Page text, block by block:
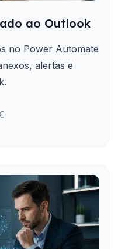
ao Outlook
no Power Automate
alertas e